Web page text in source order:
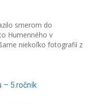
smerom do
Humenného v
niekoľko fotografií z
– 5.ročník